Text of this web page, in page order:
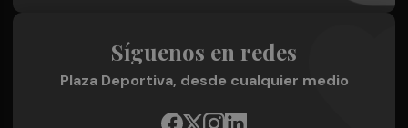
Síguenos en redes
Plaza Deportiva, desde cualquier medio